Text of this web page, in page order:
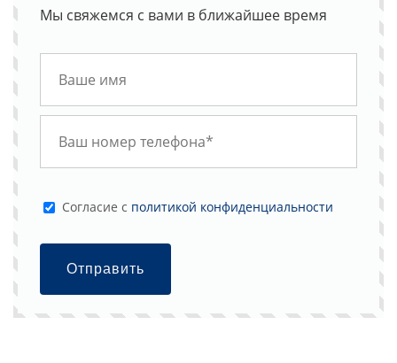
Мы свяжемся с вами в ближайшее время
Cогласие с политикой конфиденциальности
Отправить